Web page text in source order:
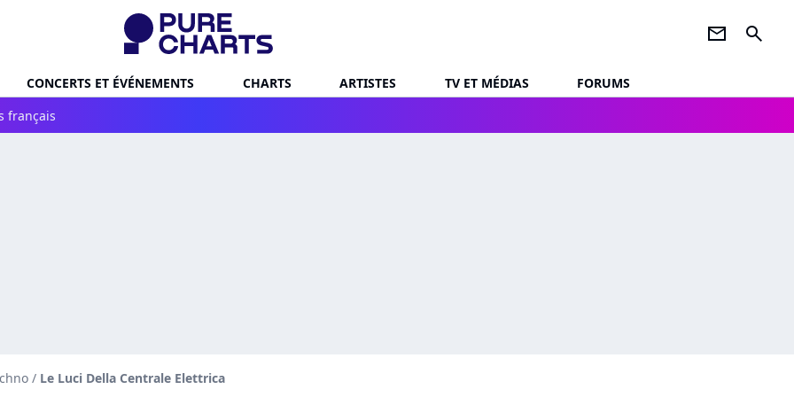
newsletter search
CONCERTS ET ÉVÉNEMENTS CHARTS ARTISTES TV ET MÉDIAS
FORUMS
français
/ Le Luci Della Centrale Elettrica